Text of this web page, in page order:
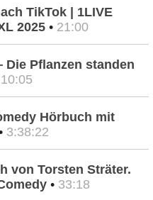
TikTok | 1LIVE
2025 • 21:00
Pflanzen standen
Hörbuch mit
3:38:22
von Torsten Sträter.
• 33:18